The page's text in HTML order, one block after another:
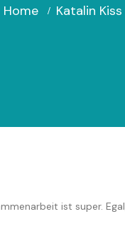
Home Katalin
ist super.